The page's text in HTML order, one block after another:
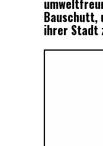
Bauschutt,
ihrer Stadt